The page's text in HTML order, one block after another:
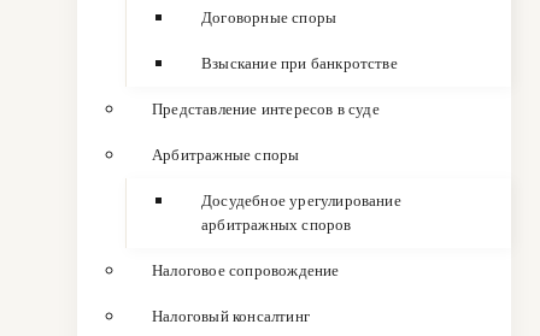
Договорные споры
Взыскание при банкротстве
Представление интересов в суде
Арбитражные споры
Досудебное урегулирование
арбитражных споров
Налоговое сопровождение
Налоговый консалтинг